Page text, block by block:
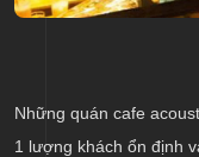
Những quán cafe
1 lượng khách ổn định